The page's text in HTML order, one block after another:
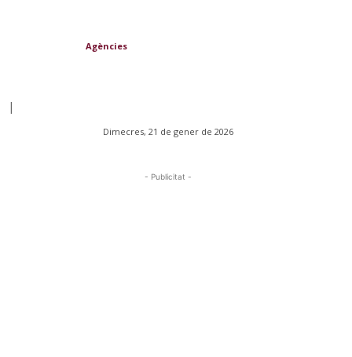
Agències
|
Dimecres, 21 de gener de 2026
- Publicitat -